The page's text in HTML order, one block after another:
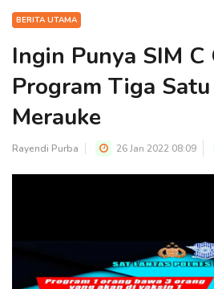
BERITA UTAMA
Ingin Punya SIM
Program Tiga
Merauke
Rayendi Purba 26 Jan 2022 08:09